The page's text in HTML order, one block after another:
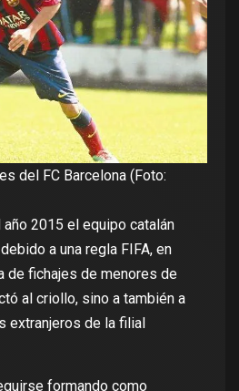
del FC Barcelona (Foto:
2015 el equipo catalán
a una regla FIFA, en
de fichajes de menores de
al criollo, sino a también a
extranjeros de la filial
formando como